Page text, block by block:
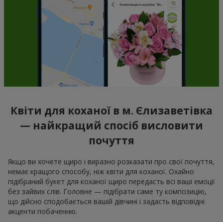
Квіти для коханої в м. Єлизаветівка
— найкращий спосіб висловити
почуття
Якщо ви хочете щиро і виразно розказати про свої почуття,
немає кращого способу, ніж квіти для коханої. Охайно
підібраний букет для коханої щиро передасть всі ваші емоції
без зайвих слів. Головне — підібрати саме ту композицію,
що дійсно сподобається вашій дівчині і задасть відповідні
акценти побаченню.